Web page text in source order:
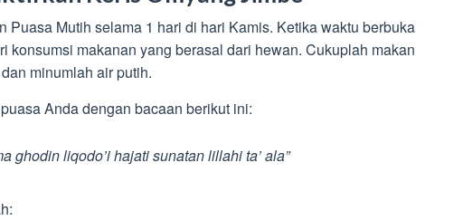
Puasa Mutih selama 1 hari di hari Kamis. Ketika waktu berbuka
konsumsi makanan yang berasal dari hewan. Cukuplah makan
minumlah air putih.
Anda dengan bacaan berikut ini:
ghodin liqodo’i hajati sunatan lillahi ta’ ala”